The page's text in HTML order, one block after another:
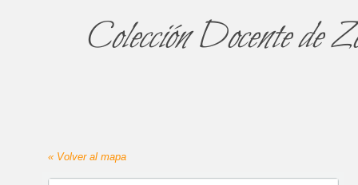
Colección Docente de
« Volver al mapa